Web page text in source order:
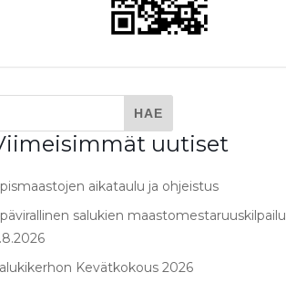
uutiset
aikataulu ja ohjeistus
salukien maastomestaruuskilpailu
Kevätkokous 2026